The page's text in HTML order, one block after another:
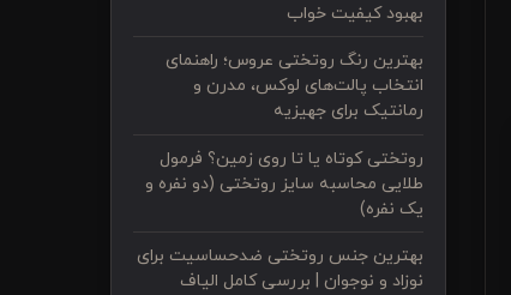
بهبود کیفیت خواب
بهترین رنگ روتختی عروس؛ راهنمای
انتخاب پالت‌های لوکس، مدرن و
رمانتیک برای جهیزیه
روتختی کوتاه یا تا روی زمین؟ فرمول
طلایی محاسبه سایز روتختی (دو نفره و
یک نفره)
بهترین جنس روتختی ضدحساسیت برای
نوزاد و نوجوان | بررسی کامل الیاف